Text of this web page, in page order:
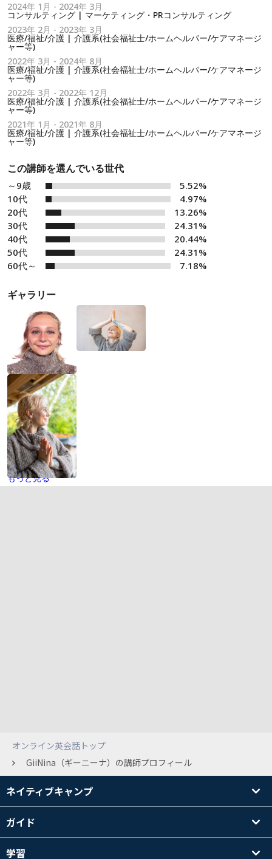
2024年 1月 - 2024年 3月
コンサルティング | マーケティング・PRコンサルティング
2023年 2月 - 2023年 3月
医療/福祉/介護 | 介護系(社会福祉士/ホームヘルパー/ケアマネージ
ャー等)
2022年 3月 - 2024年 8月
医療/福祉/介護 | 介護系(社会福祉士/ホームヘルパー/ケアマネージ
ャー等)
2022年 3月 - 2022年 12月
医療/福祉/介護 | 介護系(社会福祉士/ホームヘルパー/ケアマネージ
ャー等)
2021年 1月 - 2021年 8月
医療/福祉/介護 | 介護系(社会福祉士/ホームヘルパー/ケアマネージ
ャー等)
この講師を選んでいる世代
～9歳
5.52%
10代
4.97%
20代
13.26%
30代
24.31%
40代
20.44%
50代
24.31%
60代～
7.18%
ギャラリー
もっと見る
オンライン英会話トップ
GiiNina（ギーニーナ）の講師プロフィール
ネイティブキャンプ
ガイド
学習